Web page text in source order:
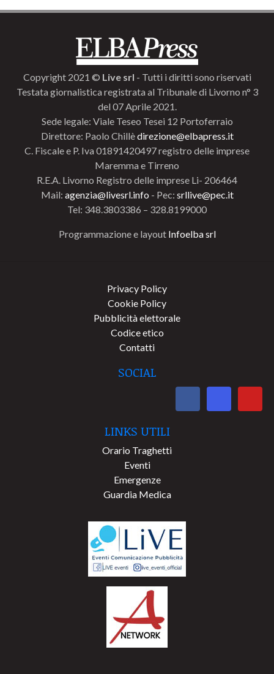
Copyright 2021 © Live srl - Tutti i diritti sono riservati
Testata giornalistica registrata al Tribunale di Livorno n° 3
del 07 Aprile 2021.
Sede legale: Viale Teseo Tesei 12 Portoferraio
Direttore: Paolo Chillèdirezione@elbapress.it
C. Fiscale e P. Iva 01891420497 registro delle imprese
Maremma e Tirreno
R.E.A. Livorno Registro delle imprese Li- 206464
Mail: agenzia@livesrl.info - Pec: srllive@pec.it
Tel: 348.3803386 – 328.8199000
Programmazione e layout Infoelba srl
Privacy Policy
Cookie Policy
Pubblicità elettorale
Codice etico
Contatti
SOCIAL
LINKS UTILI
Orario Traghetti
Eventi
Emergenze
Guardia Medica